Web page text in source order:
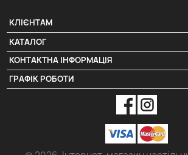
КЛІЄНТАМ
КАТАЛОГ
КОНТАКТНА ІНФОРМАЦІЯ
ГРАФІК РОБОТИ